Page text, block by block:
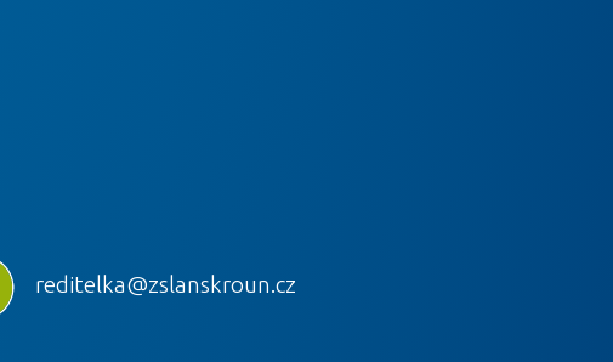
reditelka@zslanskroun.cz